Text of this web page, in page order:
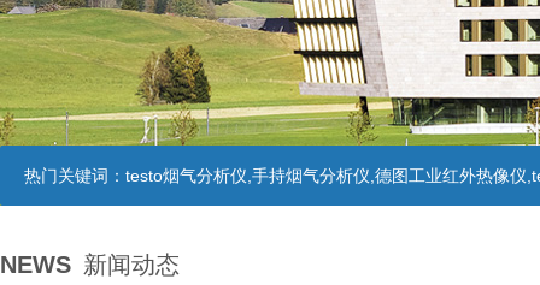
热门关键词： testo烟气分析仪,手持烟气分析仪,德图工业红外热像仪
NEWS 新闻动态